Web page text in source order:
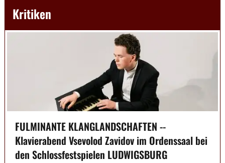
Kritiken
FULMINANTE KLANGLANDSCHAFTEN --
Klavierabend Vsevolod Zavidov im Ordenssaal bei
den Schlossfestspielen LUDWIGSBURG